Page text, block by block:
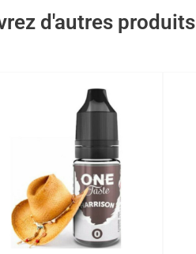
d'autres produits